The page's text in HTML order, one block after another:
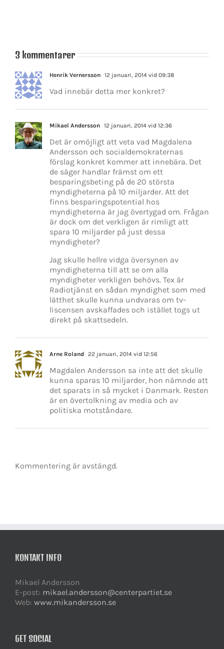
3 kommentarer
Henrik Vernersson 12 januari, 2014 vid 09:38
Vad innebär detta mer konkret?
Mikael Andersson 12 januari, 2014 vid 12:36
Det är omöjligt att veta vad Magdalena
Andersson och socialdemokraternas
förslag konkret kommer att innebära. Det
de säger handlar främst om ett
besparingsbeting på de 20 största
myndigheterna på 10 miljarder. Att det
finns besparingspotential hos
myndigheterna är jag övertygad om. Frågan
är dock om det verkligen är rimligt att
spara 10 miljarder på just dessa
myndigheter?
Jag skulle hellre vidga översynen av
myndigheterna till att se om alla
myndigheter verkligen behövs. Tex är
Radiotjänst en sådan myndighet som med
lätthet skulle kunna undvaras om tv-
liscensen avskaffades och istället togs ut
direkt på skattsedeln.
Arne Roland 22 januari, 2014 vid 12:56
Magdalen Andersson sa inte att det skulle
kunna sparas 10 miljarder, hon nämnde att
det sparats in så mycket i Danmark. Resten
är en övertolkning av media och av
politiska motståndare.
Kommentering är avstängd.
KONTAKT INFO
Mikael Andersson
E-post: mikael.andersson@centerpartiet.se
Web: www.mikandersson.se
GET SOCIAL